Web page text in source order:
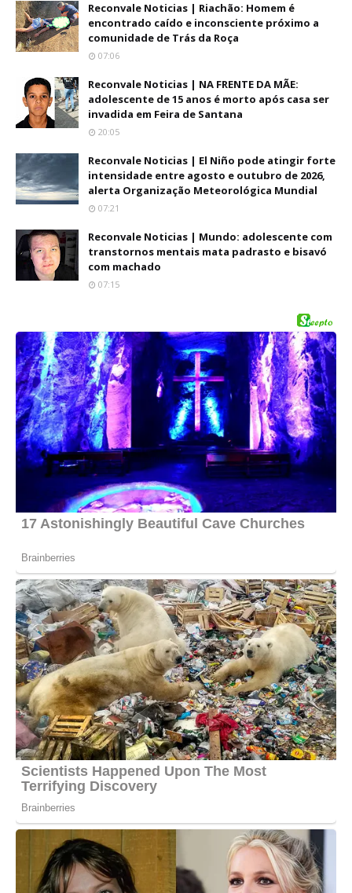
Reconvale Noticias | Riachão: Homem é
encontrado caído e inconsciente próximo a
comunidade de Trás da Roça
07:06
Reconvale Noticias | NA FRENTE DA MÃE:
adolescente de 15 anos é morto após casa ser
invadida em Feira de Santana
20:05
Reconvale Noticias | El Niño pode atingir forte
intensidade entre agosto e outubro de 2026,
alerta Organização Meteorológica Mundial
07:21
Reconvale Noticias | Mundo: adolescente com
transtornos mentais mata padrasto e bisavó
com machado
07:15